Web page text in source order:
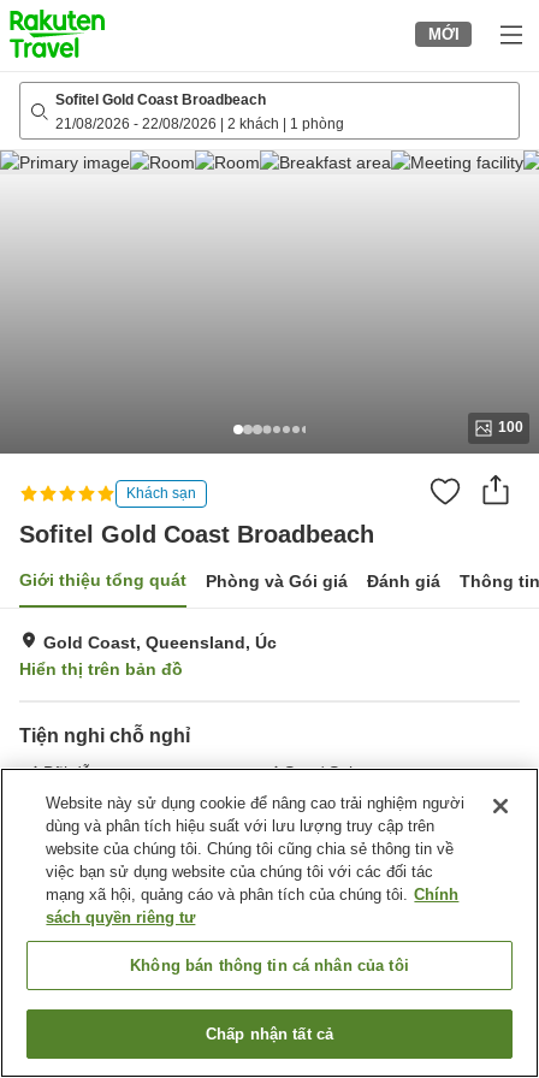
to
top
page
MỚI
Sofitel Gold Coast Broadbeach
21/08/2026 - 22/08/2026 2 khách 1 phòng
100
Khách sạn
Sofitel Gold Coast Broadbeach
Giới thiệu tổng quát Phòng và Gói giá Đánh giá Thông
Gold Coast, Queensland, Úc
Hiển thị trên bản đồ
Tiện nghi chỗ nghỉ
Bãi đỗ xe
Spa / Salon
Nhà hàng
Bar
Trang chủ Úc Queensland
Gold Coast
Sofitel Gold Coast Broadbeach
Tìm phòng trống
Website này sử dụng cookie để nâng cao trải nghiệm người
dùng và phân tích hiệu suất với lưu lượng truy cập trên
website của chúng tôi. Chúng tôi cũng chia sẻ thông tin về
việc bạn sử dụng website của chúng tôi với các đối tác
mạng xã hội, quảng cáo và phân tích của chúng tôi. Chính
sách quyền riêng tư
Không bán thông tin cá nhân của tôi
Chấp nhận tất cả